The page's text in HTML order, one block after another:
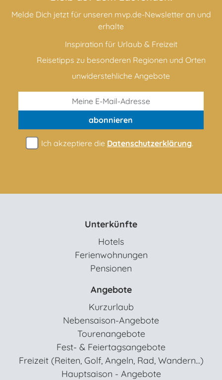
Melde Dich jetzt für unseren mvp.de-Newsletter an und
erhalte
Inspiration für Urlaub & Freizeit
Reisetipps zu besonderen Regionen und Orten
unwiderstehliche Angebote
abonnieren
Ich akzeptiere die Datenschutzerklärung.
Unterkünfte
Hotels
Ferienwohnungen
Pensionen
Angebote
Kurzurlaub
Nebensaison-Angebote
Tourenangebote
Fest- & Feiertagsangebote
Freizeit (Reiten, Golf, Angeln, Rad, Wandern...)
Hauptsaison - Angebote